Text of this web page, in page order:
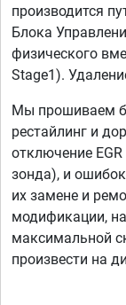
производится
Блока
физического
Stage1).
Мы прошиваем
рестайлинг и
отключение
зонда), и
их замене и
модификации,
максимальной
произвести на